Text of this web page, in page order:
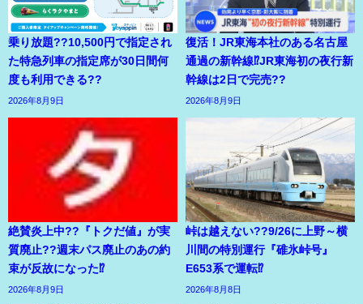
乗り放題??10,500円で指定され
た特急列車の指定席が30日間何
度も利用できる??
2026年8月9日
復活！JR東海本社のある名古屋
通過の新幹線⁉JR東海初の夜行新
幹線は2日で完売??
2026年8月9日
絶賛炎上中??『トクだ値』が実
質廃止??週末パス廃止のあの約
束が反故になった⁉
2026年8月9日
峠は越えない??9/26に上野～横
川間の特別運行『碓氷峠号』
E653系で運転⁉
2026年8月8日